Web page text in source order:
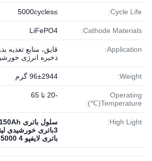
Cycle Life:
≥5000cycles
Cathode Materials:
LiFePO4
Application:
قایق، منابع تغذیه
ذخیره انرژی
Weight: 96±2944 گرم
Operating
Temperature(℃):
-20 تا 65
High Light: سلول باتری GBS LiFePO4 150Ah
3باتری خورشیدی لیتیوم یون 2 ولت
باتری لایفپو 4 5000 چرخه تضمین